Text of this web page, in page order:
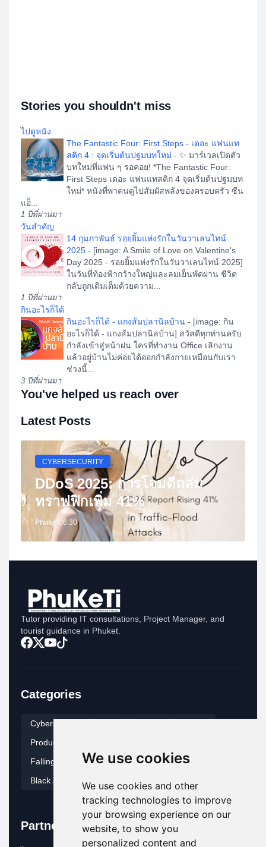
We use cookies
We use cookies and other
tracking technologies to improve
your browsing experience on our
website, to show you
personalized content and
Stories you shouldn't miss
ไปดูหนัง
The Fantastic Four: First Steps - เดอะ แฟนแท
สติก 4 : จุดเริ่มต้นปฐมบทใหม่ - ✨ มาร์เวลเปิดตัว
บทใหม่ที่แฟน ๆ รอคอย! *The Fantastic Four:
First Steps เดอะ แฟนแทสติก 4 จุดเริ่มต้นปฐมบท
ใหม่* หนังที่พาคนดูไปสัมผัสพลังของครอบครัว ซีน
แอ็...
1 ปีที่ผ่านมา
วันสำคัญ
14 กุมภาพันธ์ รอยยิ้มแห่งรักในวันวาเลนไทน์
2025 - [image: A Smile of Love on Valentine's
Day 2025 - รอยยิ้มแห่งรักในวันวาเลนไทน์ 2025]
ในวันที่ท้องฟ้ากว้างใหญ่และลมเย็นพัดผ่าน ชีวิต
กลับถูกเติมเต็มด้วยความ...
1 ปีที่ผ่านมา
กินอะไรก็ได้
กินอะไรก็ได้ - แกงส้มปลานิลบ้าน - [image: กิน
อะไรก็ได้ - แกงส้มปลานิลบ้าน] สวัสดีทุกท่านครับ
กำลังเข้าสู่หน้าฝน ใครที่ทำงาน Office เลิกงาน
แล้วอยู่บ้านไม่ค่อยได้ออกกำลังกายเหมือนกับเรา
ช่วงนี้...
3 ปีที่ผ่านมา
You've helped us reach over
Latest Posts
CYBERSECURITY
DDoS 2025: การโจมตีถล่ม
ทราฟฟิกเพิ่ม 41%
Phuket06:30
Tutor providing IT consultations, Project Manager, and
tourist guidance in Phuket.
Categories
Cybersecurity
Productivity
Falling for Fake
It’s Your Business
Black Jasmine
Partners